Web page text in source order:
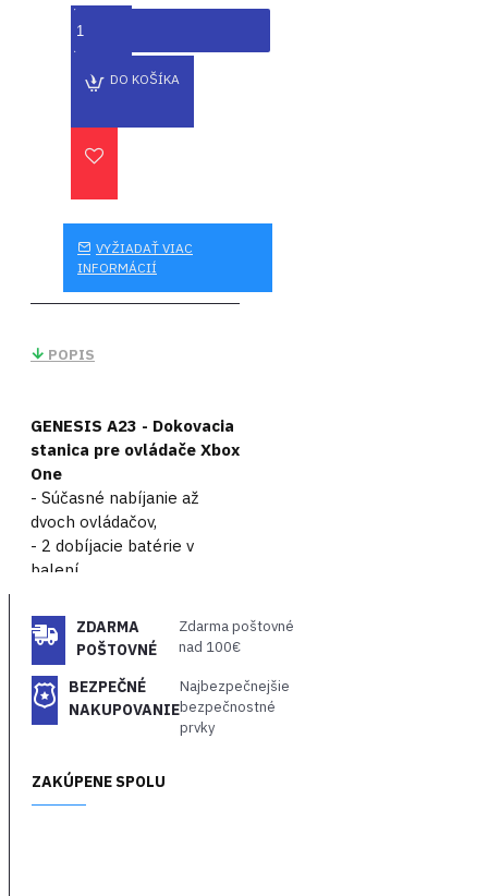
DO KOŠÍKA
VYŽIADAŤ VIAC
INFORMÁCIÍ
POPIS
GENESIS A23 - Dokovacia
stanica pre ovládače Xbox
One
- Súčasné nabíjanie až
dvoch ovládačov,
- 2 dobíjacie batérie v
balení,
ZDARMA
POŠTOVNÉ
Zdarma poštovné
nad 100€
BEZPEČNÉ
NAKUPOVANIE
Najbezpečnejšie
bezpečnostné
prvky
ZAKÚPENE SPOLU